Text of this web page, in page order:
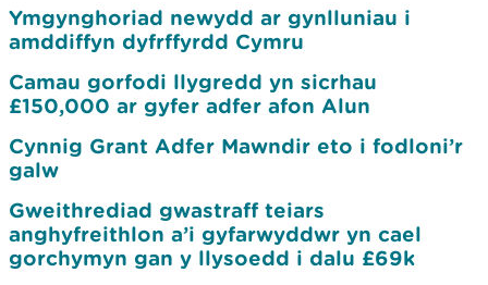
Ymgynghoriad newydd ar gynlluniau i
amddiffyn dyfrffyrdd Cymru
Camau gorfodi llygredd yn sicrhau
£150,000 ar gyfer adfer afon Alun
Cynnig Grant Adfer Mawndir eto i fodloni’r
galw
Gweithrediad gwastraff teiars
anghyfreithlon a’i gyfarwyddwr yn cael
gorchymyn gan y llysoedd i dalu £69k